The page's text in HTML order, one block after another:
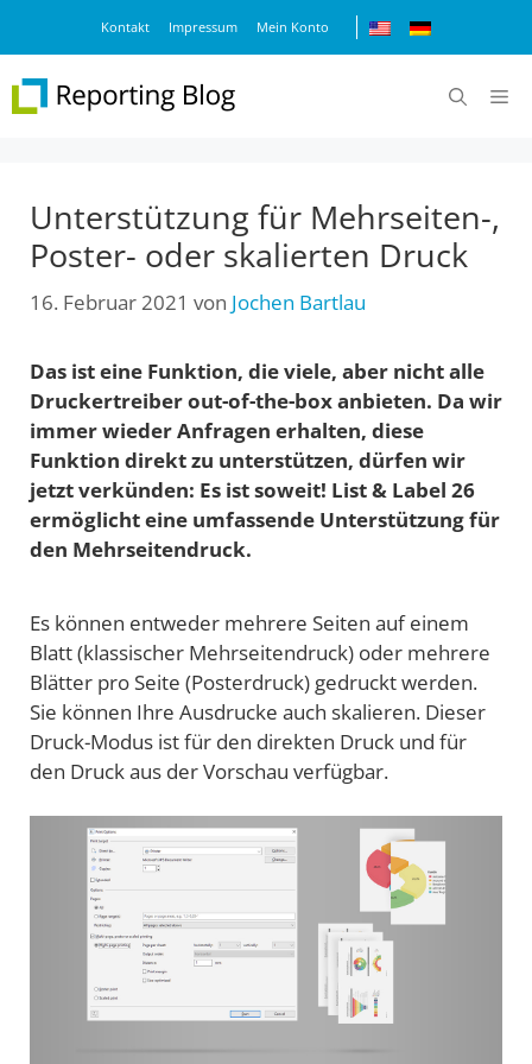
springen
Kontakt Impressum Mein Konto
Unterstützung für Mehrseiten-,
Poster- oder skalierten Druck
16. Februar 2021 von Jochen Bartlau
Das ist eine Funktion, die viele, aber nicht alle
Druckertreiber out-of-the-box anbieten. Da wir
immer wieder Anfragen erhalten, diese
Funktion direkt zu unterstützen, dürfen wir
jetzt verkünden: Es ist soweit! List & Label 26
ermöglicht eine umfassende Unterstützung für
den Mehrseitendruck.
Es können entweder mehrere Seiten auf einem
Blatt (klassischer Mehrseitendruck) oder mehrere
Blätter pro Seite (Posterdruck) gedruckt werden.
Sie können Ihre Ausdrucke auch skalieren. Dieser
Druck-Modus ist für den direkten Druck und für
den Druck aus der Vorschau verfügbar.